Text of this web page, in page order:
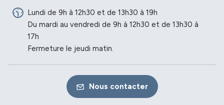
Lundi de 9h à 12h30 et de 13h30 à 19h
Du mardi au vendredi de 9h à 12h30 et de 13h30 à
17h
Fermeture le jeudi matin.
Nous contacter